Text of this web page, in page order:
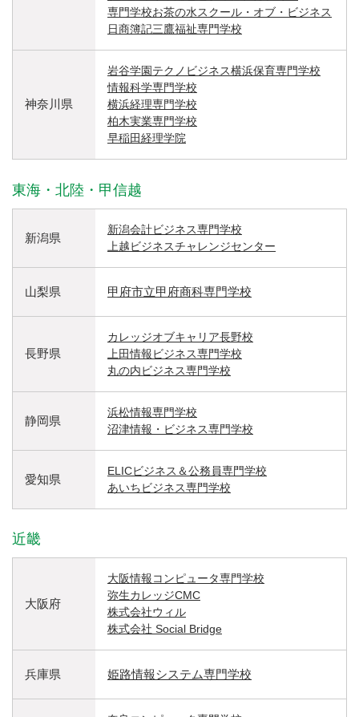
専門学校お茶の水スクール・オブ・ビジネス
日商簿記三鷹福祉専門学校
神奈川県
岩谷学園テクノビジネス横浜保育専門学校
情報科学専門学校
横浜経理専門学校
柏木実業専門学校
早稲田経理学院
東海・北陸・甲信越
新潟県
新潟会計ビジネス専門学校
上越ビジネスチャレンジセンター
山梨県 甲府市立甲府商科専門学校
長野県
カレッジオブキャリア長野校
上田情報ビジネス専門学校
丸の内ビジネス専門学校
静岡県
浜松情報専門学校
沼津情報・ビジネス専門学校
愛知県
ELICビジネス＆公務員専門学校
あいちビジネス専門学校
近畿
大阪府
大阪情報コンピュータ専門学校
弥生カレッジCMC
株式会社ウィル
株式会社 Social Bridge
兵庫県 姫路情報システム専門学校